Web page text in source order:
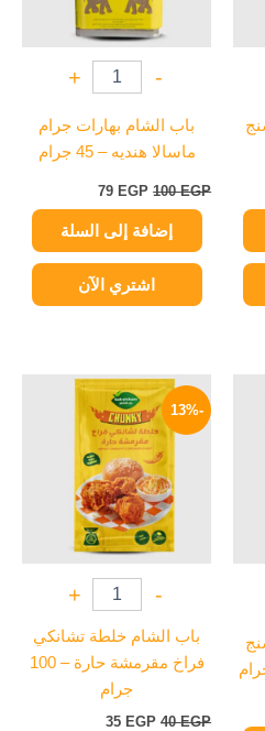
-
+
باب الشام بهارات جرام
ماسالا هنديه – 45 جرام
100EGP
79 EGP
إضافة إلى السلة
اشتري الآن
-13%
-
+
باب الشام خلطة تشانكي
فراخ مقرمشة حارة – 100
جرام
40EGP
السعر
الأصلي
هو:
40 EGP.
35 EGP
السعر
هو:
35 EGP.